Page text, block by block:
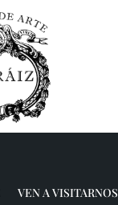
VEN A VISITARNOS